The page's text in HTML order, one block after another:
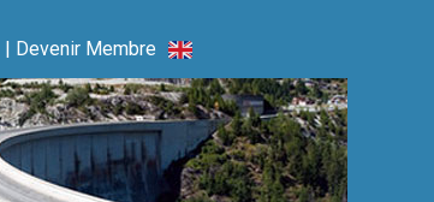
| Devenir Membre